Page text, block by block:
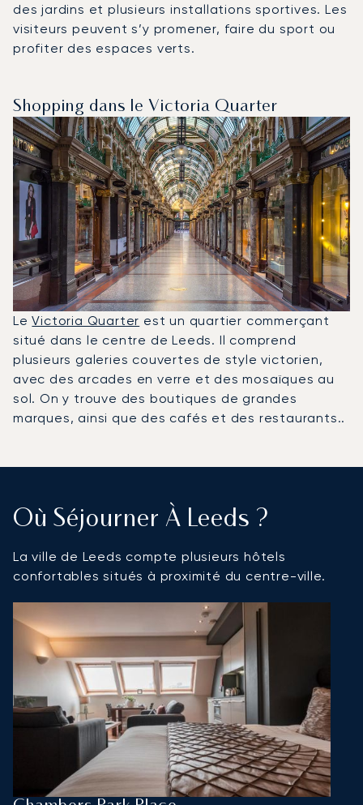
des jardins et plusieurs installations sportives. Les
visiteurs peuvent s’y promener, faire du sport ou
profiter des espaces verts.
Shopping dans le Victoria Quarter
LeVictoria Quarter est un quartier commerçant
situé dans le centre de Leeds. Il comprend
plusieurs galeries couvertes de style victorien,
avec des arcades en verre et des mosaïques au
sol. On y trouve des boutiques de grandes
marques, ainsi que des cafés et des restaurants..
Où Séjourner À Leeds ?
La ville de Leeds compte plusieurs hôtels
confortables situés à proximité du centre-ville.